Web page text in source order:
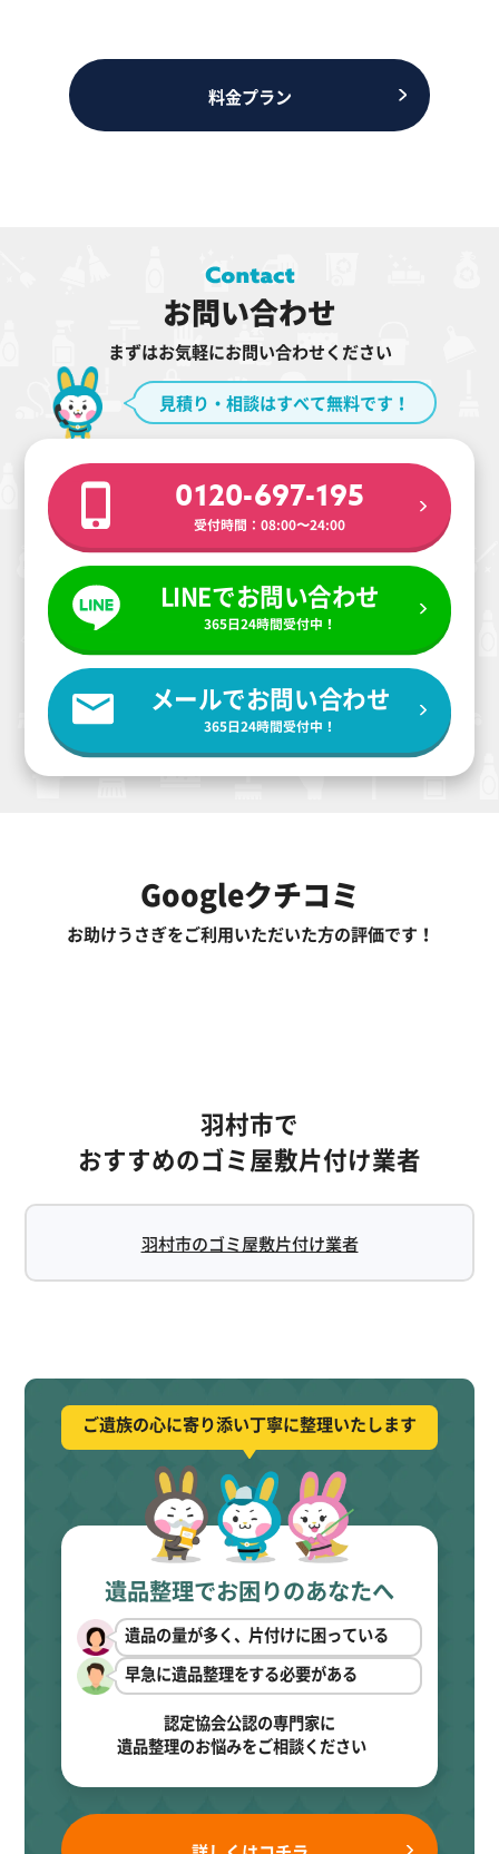
料金プラン
お問い合わせ
まずはお気軽にお問い合わせください
見積り・相談はすべて無料です！
0120-697-195
受付時間：08:00〜24:00
LINEでお問い合わせ
365日24時間受付中！
メールでお問い合わせ
365日24時間受付中！
Googleクチコミ
お助けうさぎをご利用いただいた方の評価です！
羽村市で
おすすめのゴミ屋敷片付け業者
羽村市のゴミ屋敷片付け業者
ご遺族の心に寄り添い丁寧に整理いたします
遺品整理でお困りのあなたへ
遺品の量が多く、片付けに困っている
早急に遺品整理をする必要がある
認定協会公認の専門家に
遺品整理のお悩みをご相談ください